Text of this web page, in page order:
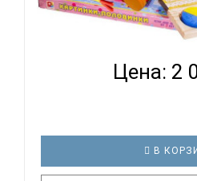
РАЗВИВАЮЩИЙ НАБОР ДЛЯ
ГОД 3
Цена: 2
В